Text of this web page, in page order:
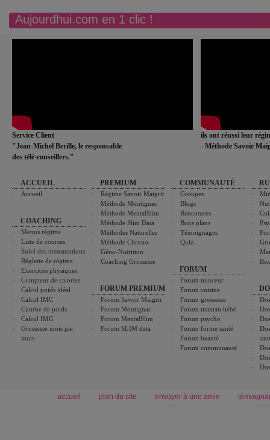
Aujourdhui.com en 1 clic !
Service Client
"Jean-Michel Berille, le responsable
des télé-conseillers."
ils ont réussi leur
- Méthode Savoir
ACCUEIL
Accueil
COACHING
Menus régime
Liste de courses
Suivi des mensurations
Réglette de régime
Exercices physiques
Compteur de calories
Calcul poids idéal
Calcul IMC
Courbe de poids
Calcul IMG
Grossesse mois par
mois
PREMIUM
Régime Savoir Maigrir
Méthode Montignac
Méthode MentalSlim
Méthode Slim Data
Méthodes Naturelles
Méthode Chrono-
Géno-Nutrition
Coaching Grossesse
FORUM PREMIUM
Forum Savoir Maigrir
Forum Montignac
Forum MentalSlim
Forum SLIM data
COMMUNAUTÉ
Groupes
Blogs
Rencontres
Bons plans
Témoignages
Quiz
FORUM
Forum minceur
Forum cuisine
Forum grossesse
Forum maman bébé
Forum psycho
Forum forme santé
Forum beauté
Forum communauté
accueil plan du site envoyer à une amie